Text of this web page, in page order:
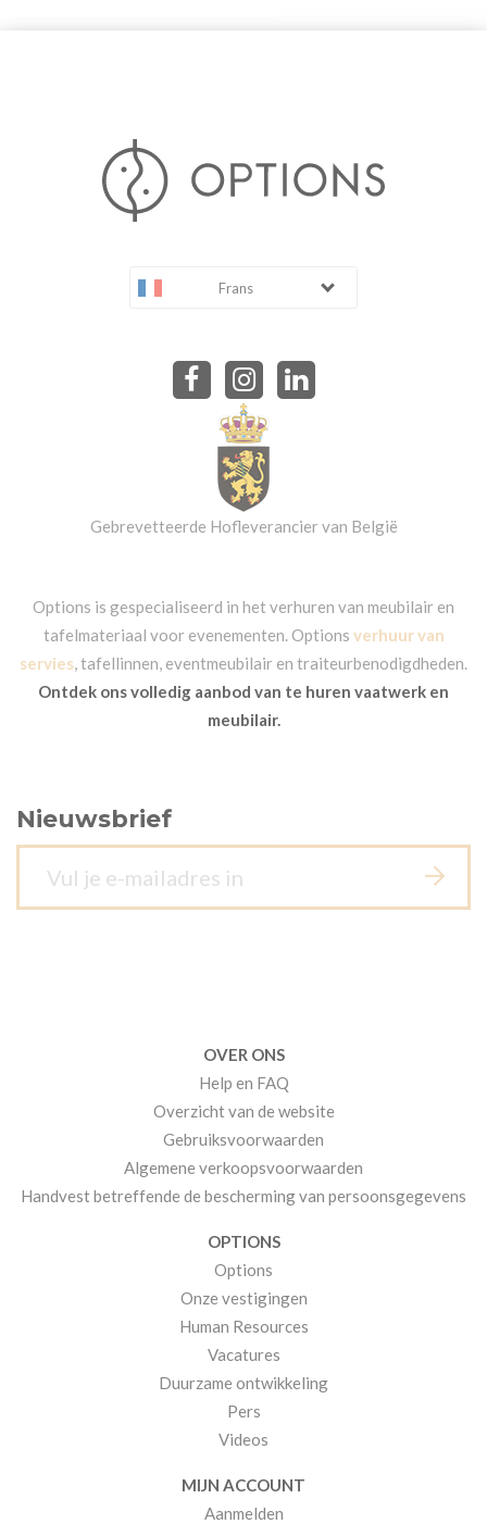
Frans
Gebrevetteerde Hofleverancier van België
Options is gespecialiseerd in het verhuren van meubilair en
tafelmateriaal voor evenementen. Options verhuur van
servies, tafellinnen, eventmeubilair en traiteurbenodigdheden.
Ontdek ons volledig aanbod van te huren vaatwerk en
meubilair.
Nieuwsbrief
OVER ONS
Help en FAQ
Overzicht van de website
Gebruiksvoorwaarden
Algemene verkoopsvoorwaarden
Handvest betreffende de bescherming van persoonsgegevens
OPTIONS
Options
Onze vestigingen
Human Resources
Vacatures
Duurzame ontwikkeling
Pers
Videos
MIJN ACCOUNT
Aanmelden